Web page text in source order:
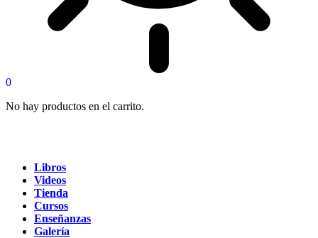
0
No hay productos en el carrito.
Libros
Videos
Tienda
Cursos
Enseñanzas
Galería